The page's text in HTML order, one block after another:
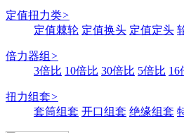
定值扭力类>
定值棘轮 定值换头 定值定头
倍力器组 >
3倍比 10倍比 30倍比 5倍比 16
扭力组套>
套筒组套 开口组套 绝缘组套